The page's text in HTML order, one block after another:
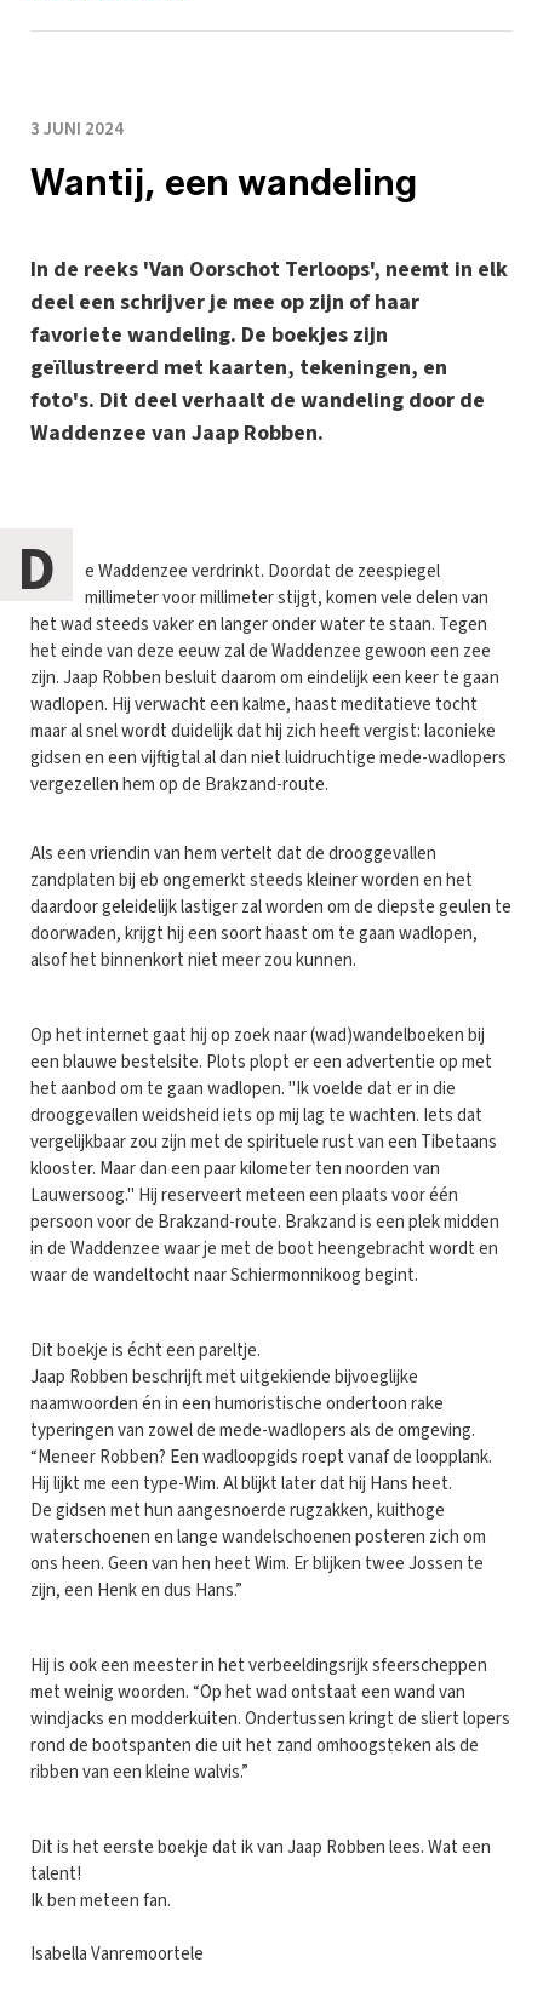
3 JUNI 2024
Wantij, een wandeling
In de reeks 'Van Oorschot Terloops', neemt in elk
deel een schrijver je mee op zijn of haar
favoriete wandeling. De boekjes zijn
geïllustreerd met kaarten, tekeningen, en
foto's. Dit deel verhaalt de wandeling door de
Waddenzee van Jaap Robben.
D
e Waddenzee verdrinkt. Doordat de zeespiegel
millimeter voor millimeter stijgt, komen vele delen van
het wad steeds vaker en langer onder water te staan. Tegen
het einde van deze eeuw zal de Waddenzee gewoon een zee
zijn. Jaap Robben besluit daarom om eindelijk een keer te gaan
wadlopen. Hij verwacht een kalme, haast meditatieve tocht
maar al snel wordt duidelijk dat hij zich heeft vergist: laconieke
gidsen en een vijftigtal al dan niet luidruchtige mede-wadlopers
vergezellen hem op de Brakzand-route.
Als een vriendin van hem vertelt dat de drooggevallen
zandplaten bij eb ongemerkt steeds kleiner worden en het
daardoor geleidelijk lastiger zal worden om de diepste geulen te
doorwaden, krijgt hij een soort haast om te gaan wadlopen,
alsof het binnenkort niet meer zou kunnen.
Op het internet gaat hij op zoek naar (wad)wandelboeken bij
een blauwe bestelsite. Plots plopt er een advertentie op met
het aanbod om te gaan wadlopen. "Ik voelde dat er in die
drooggevallen weidsheid iets op mij lag te wachten. Iets dat
vergelijkbaar zou zijn met de spirituele rust van een Tibetaans
klooster. Maar dan een paar kilometer ten noorden van
Lauwersoog." Hij reserveert meteen een plaats voor één
persoon voor de Brakzand-route. Brakzand is een plek midden
in de Waddenzee waar je met de boot heengebracht wordt en
waar de wandeltocht naar Schiermonnikoog begint.
Dit boekje is écht een pareltje.
Jaap Robben beschrijft met uitgekiende bijvoeglijke
naamwoorden én in een humoristische ondertoon rake
typeringen van zowel de mede-wadlopers als de omgeving.
“Meneer Robben? Een wadloopgids roept vanaf de loopplank.
Hij lijkt me een type-Wim. Al blijkt later dat hij Hans heet.
De gidsen met hun aangesnoerde rugzakken, kuithoge
waterschoenen en lange wandelschoenen posteren zich om
ons heen. Geen van hen heet Wim. Er blijken twee Jossen te
zijn, een Henk en dus Hans.”
Hij is ook een meester in het verbeeldingsrijk sfeerscheppen
met weinig woorden. “Op het wad ontstaat een wand van
windjacks en modderkuiten. Ondertussen kringt de sliert lopers
rond de bootspanten die uit het zand omhoogsteken als de
ribben van een kleine walvis.”
Dit is het eerste boekje dat ik van Jaap Robben lees. Wat een
talent!
Ik ben meteen fan.
Isabella Vanremoortele